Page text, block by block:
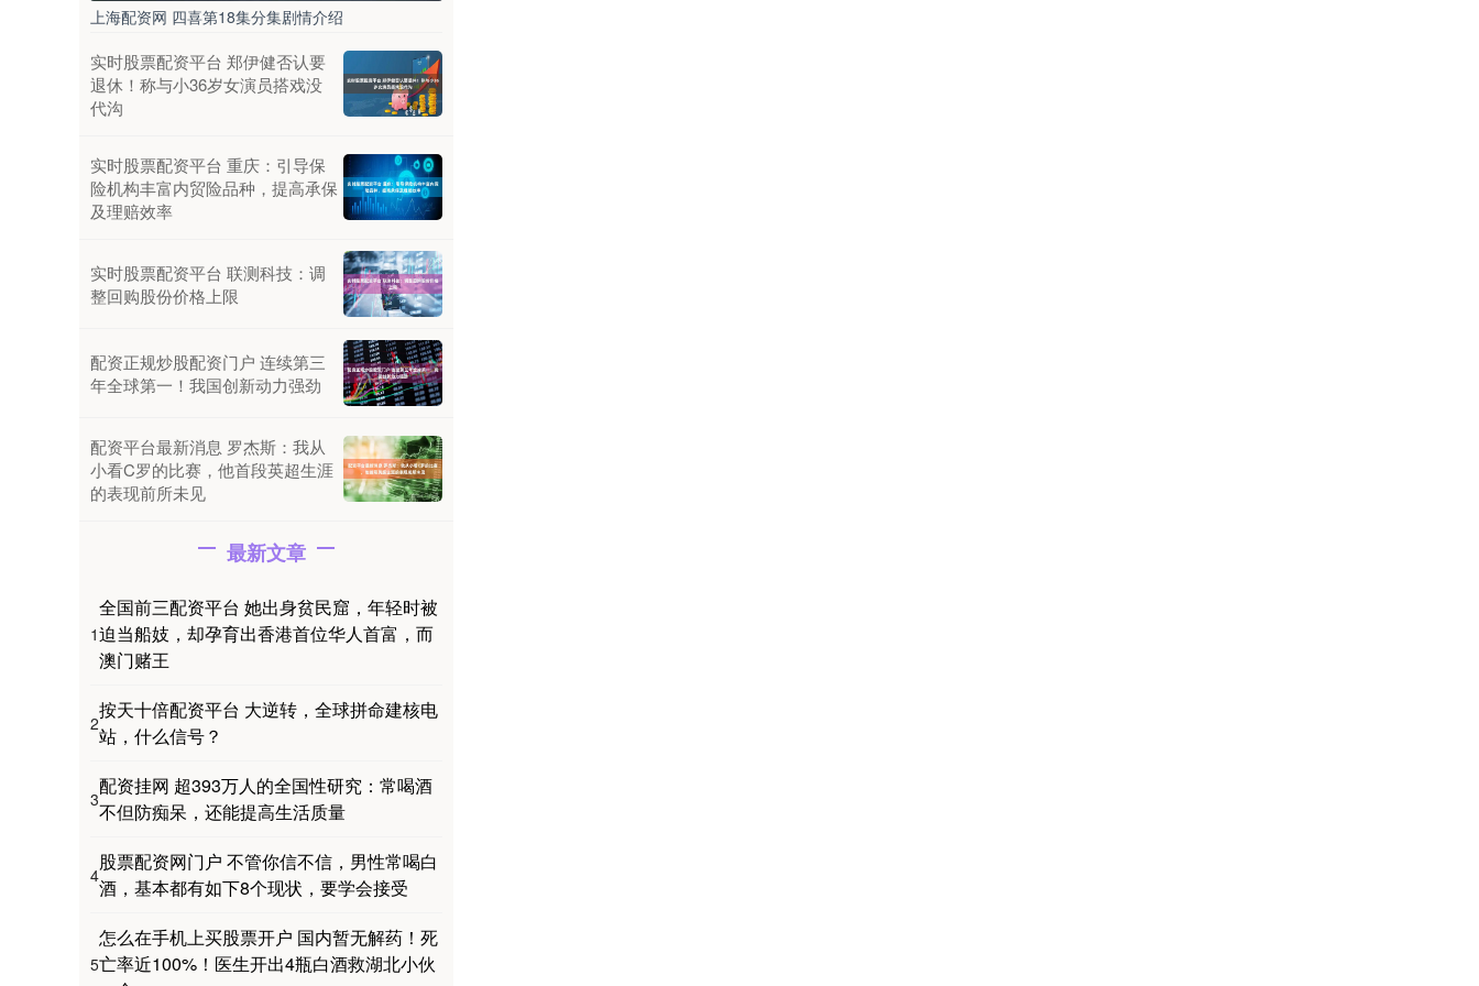
上海配资网 四喜第18集分集剧情介绍
实时股票配资平台 郑伊健否认要
退休！称与小36岁女演员搭戏没
代沟
实时股票配资平台 重庆：引导保
险机构丰富内贸险品种，提高承保
及理赔效率
实时股票配资平台 联测科技：调
整回购股份价格上限
配资正规炒股配资门户 连续第三
年全球第一！我国创新动力强劲
配资平台最新消息 罗杰斯：我从
小看C罗的比赛，他首段英超生涯
的表现前所未见
最新文章
1
全国前三配资平台 她出身贫民窟，年轻时被
迫当船妓，却孕育出香港首位华人首富，而
澳门赌王
2
按天十倍配资平台 大逆转，全球拼命建核电
站，什么信号？
3
配资挂网 超393万人的全国性研究：常喝酒
不但防痴呆，还能提高生活质量
4
股票配资网门户 不管你信不信，男性常喝白
酒，基本都有如下8个现状，要学会接受
5
怎么在手机上买股票开户 国内暂无解药！死
亡率近100%！医生开出4瓶白酒救湖北小伙